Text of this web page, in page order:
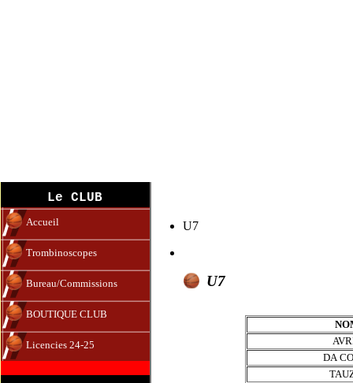
Le CLUB
Accueil
Trombinoscopes
Bureau/Commissions
BOUTIQUE CLUB
Licencies 24-25
U7
U7
DA